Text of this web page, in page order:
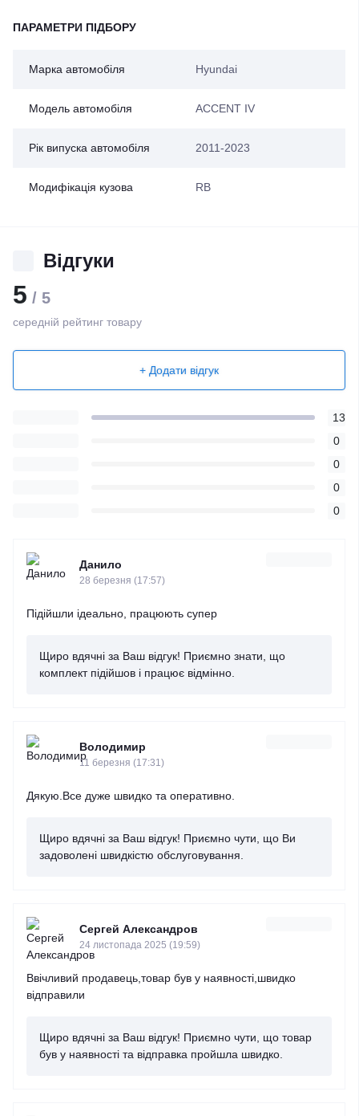
ПАРАМЕТРИ ПІДБОРУ
Марка автомобіля Hyundai
Модель автомобіля ACCENT IV
Рік випуска автомобіля 2011-2023
Модифікація кузова RB
Відгуки
5 / 5
середній рейтинг товару
+ Додати відгук
13
0
0
0
0
Данило
28 березня (17:57)
Підійшли ідеально, працюють супер
Щиро вдячні за Ваш відгук! Приємно знати, що
комплект підійшов і працює відмінно.
Володимир
11 березня (17:31)
Дякую.Все дуже швидко та оперативно.
Щиро вдячні за Ваш відгук! Приємно чути, що Ви
задоволені швидкістю обслуговування.
Сергей Александров
24 листопада 2025 (19:59)
Ввічливий продавець,товар був у наявності,швидко
відправили
Щиро вдячні за Ваш відгук! Приємно чути, що товар
був у наявності та відправка пройшла швидко.